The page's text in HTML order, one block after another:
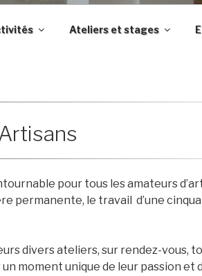
Ateliers et stages
pour tous les amateurs
permanente, le travail d’une
divers ateliers, sur rendez-vous,
moment unique de leur passion et